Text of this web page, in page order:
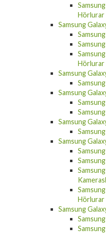
Hörlurar
Samsung
Hörlurar
Samsung
Samsung
Samsung
Samsung
Hörlurar
Samsung